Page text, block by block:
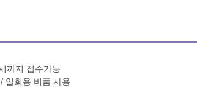
까지 접수가능
일회용 비품 사용